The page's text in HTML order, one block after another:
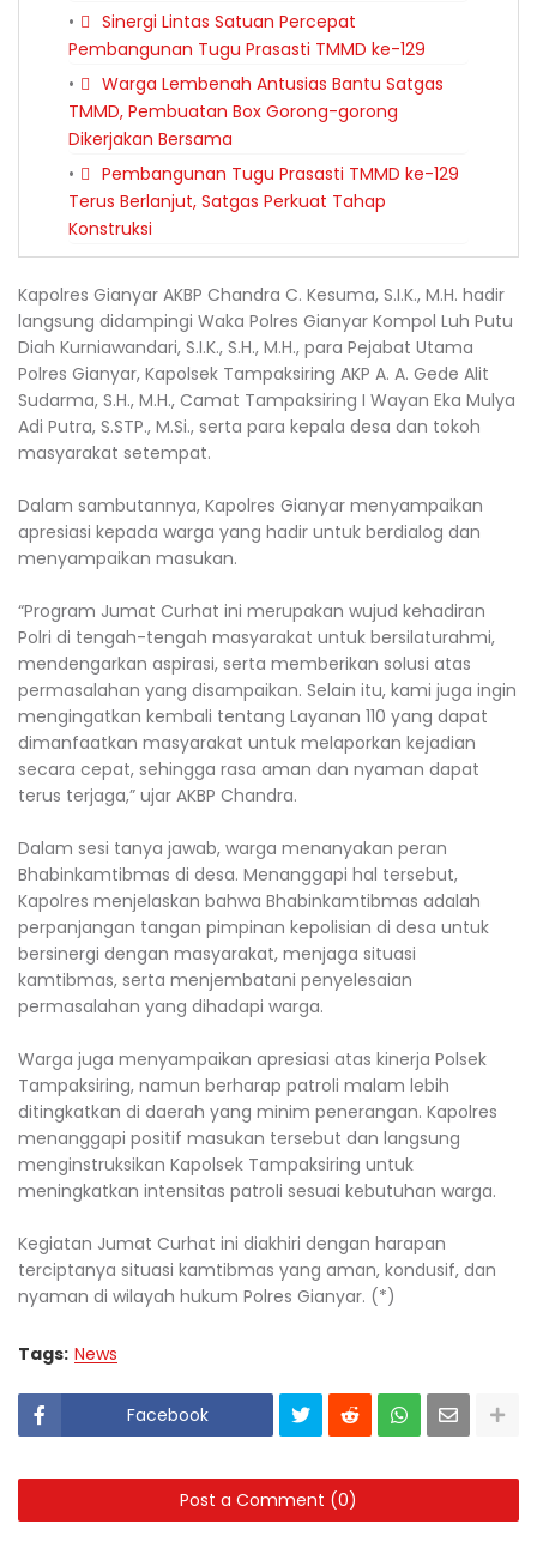
Sinergi Lintas Satuan Percepat
Pembangunan Tugu Prasasti TMMD ke-129
Warga Lembenah Antusias Bantu Satgas
TMMD, Pembuatan Box Gorong-gorong
Dikerjakan Bersama
Pembangunan Tugu Prasasti TMMD ke-129
Terus Berlanjut, Satgas Perkuat Tahap
Konstruksi
Kapolres Gianyar AKBP Chandra C. Kesuma, S.I.K., M.H. hadir
langsung didampingi Waka Polres Gianyar Kompol Luh Putu
Diah Kurniawandari, S.I.K., S.H., M.H., para Pejabat Utama
Polres Gianyar, Kapolsek Tampaksiring AKP A. A. Gede Alit
Sudarma, S.H., M.H., Camat Tampaksiring I Wayan Eka Mulya
Adi Putra, S.STP., M.Si., serta para kepala desa dan tokoh
masyarakat setempat.
Dalam sambutannya, Kapolres Gianyar menyampaikan
apresiasi kepada warga yang hadir untuk berdialog dan
menyampaikan masukan.
“Program Jumat Curhat ini merupakan wujud kehadiran
Polri di tengah-tengah masyarakat untuk bersilaturahmi,
mendengarkan aspirasi, serta memberikan solusi atas
permasalahan yang disampaikan. Selain itu, kami juga ingin
mengingatkan kembali tentang Layanan 110 yang dapat
dimanfaatkan masyarakat untuk melaporkan kejadian
secara cepat, sehingga rasa aman dan nyaman dapat
terus terjaga,” ujar AKBP Chandra.
Dalam sesi tanya jawab, warga menanyakan peran
Bhabinkamtibmas di desa. Menanggapi hal tersebut,
Kapolres menjelaskan bahwa Bhabinkamtibmas adalah
perpanjangan tangan pimpinan kepolisian di desa untuk
bersinergi dengan masyarakat, menjaga situasi
kamtibmas, serta menjembatani penyelesaian
permasalahan yang dihadapi warga.
Warga juga menyampaikan apresiasi atas kinerja Polsek
Tampaksiring, namun berharap patroli malam lebih
ditingkatkan di daerah yang minim penerangan. Kapolres
menanggapi positif masukan tersebut dan langsung
menginstruksikan Kapolsek Tampaksiring untuk
meningkatkan intensitas patroli sesuai kebutuhan warga.
Kegiatan Jumat Curhat ini diakhiri dengan harapan
terciptanya situasi kamtibmas yang aman, kondusif, dan
nyaman di wilayah hukum Polres Gianyar. (*)
Tags: News
Facebook
Post a Comment (0)